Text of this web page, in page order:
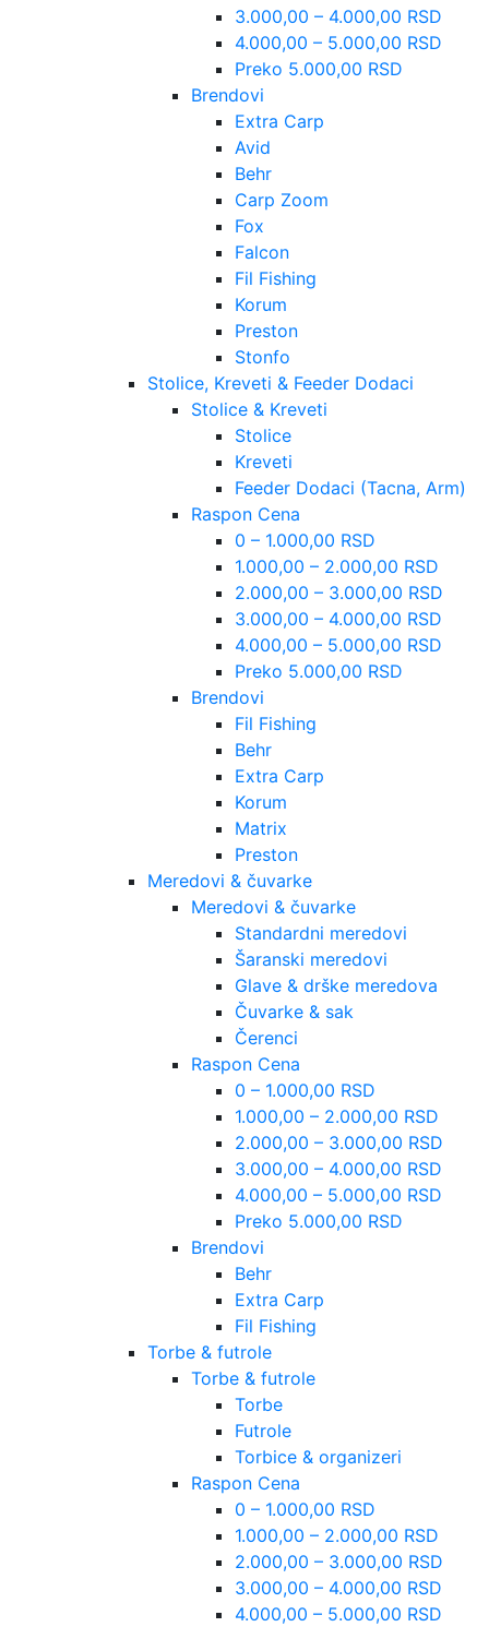
3.000,00 – 4.000,00 RSD
4.000,00 – 5.000,00 RSD
Preko 5.000,00 RSD
Brendovi
Extra Carp
Avid
Behr
Carp Zoom
Fox
Falcon
Fil Fishing
Korum
Preston
Stonfo
Stolice, Kreveti & Feeder Dodaci
Stolice & Kreveti
Stolice
Kreveti
Feeder Dodaci (Tacna, Arm)
Raspon Cena
0 – 1.000,00 RSD
1.000,00 – 2.000,00 RSD
2.000,00 – 3.000,00 RSD
3.000,00 – 4.000,00 RSD
4.000,00 – 5.000,00 RSD
Preko 5.000,00 RSD
Brendovi
Fil Fishing
Behr
Extra Carp
Korum
Matrix
Preston
Meredovi & čuvarke
Meredovi & čuvarke
Standardni meredovi
Šaranski meredovi
Glave & drške meredova
Čuvarke & sak
Čerenci
Raspon Cena
0 – 1.000,00 RSD
1.000,00 – 2.000,00 RSD
2.000,00 – 3.000,00 RSD
3.000,00 – 4.000,00 RSD
4.000,00 – 5.000,00 RSD
Preko 5.000,00 RSD
Brendovi
Behr
Extra Carp
Fil Fishing
Torbe & futrole
Torbe & futrole
Torbe
Futrole
Torbice & organizeri
Raspon Cena
0 – 1.000,00 RSD
1.000,00 – 2.000,00 RSD
2.000,00 – 3.000,00 RSD
3.000,00 – 4.000,00 RSD
4.000,00 – 5.000,00 RSD